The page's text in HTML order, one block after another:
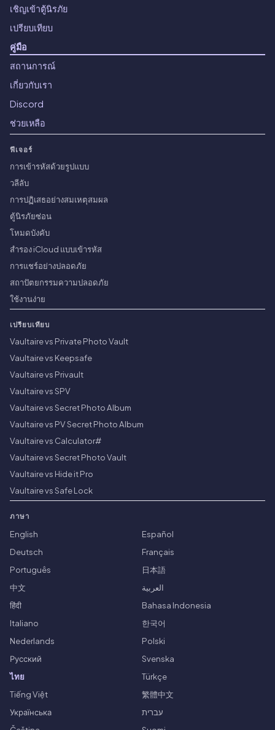
เชิญเข้าตู้นิรภัย
เปรียบเทียบ
คู่มือ
สถานการณ์
เกี่ยวกับเรา
Discord
ช่วยเหลือ
ฟีเจอร์
การเข้ารหัสด้วยรูปแบบ
วลีลับ
การปฏิเสธอย่างสมเหตุสมผล
ตู้นิรภัยซ่อน
โหมดบังคับ
สำรอง iCloud แบบเข้ารหัส
การแชร์อย่างปลอดภัย
สถาปัตยกรรมความปลอดภัย
ใช้งานง่าย
เปรียบเทียบ
Vaultaire vs Private Photo Vault
Vaultaire vs Keepsafe
Vaultaire vs Privault
Vaultaire vs SPV
Vaultaire vs Secret Photo Album
Vaultaire vs PV Secret Photo Album
Vaultaire vs Calculator#
Vaultaire vs Secret Photo Vault
Vaultaire vs Hide it Pro
Vaultaire vs Safe Lock
ภาษา
English
Español
Deutsch
Français
Português
日本語
中文
العربية
हिंदी
Bahasa Indonesia
Italiano
한국어
Nederlands
Polski
Русский
Svenska
ไทย
Türkçe
Tiếng Việt
繁體中文
Українська
עברית